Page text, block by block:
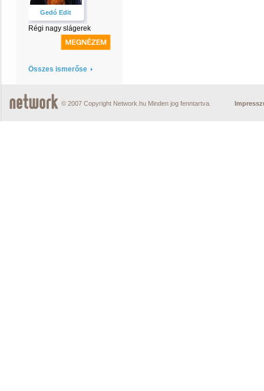
Gedó Edit
Régi nagy slágerek
Összes ismerőse
© 2007 Copyright Network.hu Minden jog fenntartva.